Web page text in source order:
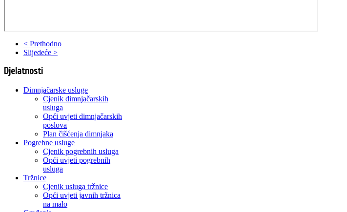
< Prethodno
Slijedeće >
Djelatnosti
Dimnjačarske usluge
Cjenik dimnjačarskih
usluga
Opći uvjeti dimnjačarskih
poslova
Plan čišćenja dimnjaka
Pogrebne usluge
Cjenik pogrebnih usluga
Opći uvjeti pogrebnih
usluga
Tržnice
Cjenik usluga tržnice
Opći uvjeti javnih tržnica
na malo